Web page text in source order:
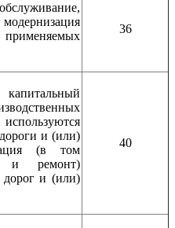
применяемых
36
и (или)
(в том
и ремонт)
дорог и (или)
40